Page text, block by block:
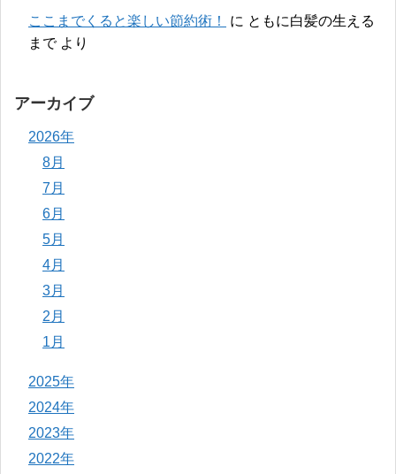
ここまでくると楽しい節約術！
に ともに白髪の生える
までより
アーカイブ
2026年
8月
7月
6月
5月
4月
3月
2月
1月
2025年
2024年
2023年
2022年